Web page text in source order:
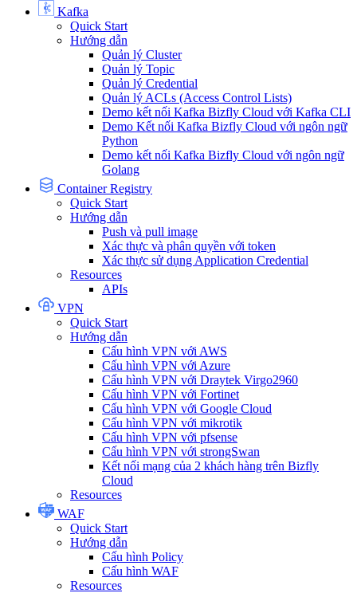
Kafka
Quick Start
Hướng dẫn
Quản lý Cluster
Quản lý Topic
Quản lý Credential
Quản lý ACLs (Access Control Lists)
Demo kết nối Kafka Bizfly Cloud với Kafka CLI
Demo Kết nối Kafka Bizfly Cloud với ngôn ngữ
Python
Demo kết nối Kafka Bizfly Cloud với ngôn ngữ
Golang
Container Registry
Quick Start
Hướng dẫn
Push và pull image
Xác thực và phân quyền với token
Xác thực sử dụng Application Credential
Resources
APIs
VPN
Quick Start
Hướng dẫn
Cấu hình VPN với AWS
Cấu hình VPN với Azure
Cấu hình VPN với Draytek Virgo2960
Cấu hình VPN với Fortinet
Cấu hình VPN với Google Cloud
Cấu hình VPN với mikrotik
Cấu hình VPN với pfsense
Cấu hình VPN với strongSwan
Kết nối mạng của 2 khách hàng trên Bizfly
Cloud
Resources
WAF
Quick Start
Hướng dẫn
Cấu hình Policy
Cấu hình WAF
Resources